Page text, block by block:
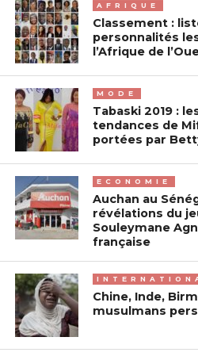
AFRIQUE
Classement :
personnalités
l’Afrique de
MODE
Tabaski 2019 :
tendances de
portées par
ECONOMIE
Auchan au
révélations du
Souleymane
française
Chine, Inde,
musulmans